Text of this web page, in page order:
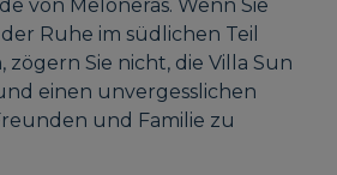
von Meloneras. Wenn Sie
Ruhe im südlichen Teil
zögern Sie nicht, die Villa Sun
einen unvergesslichen
und Familie zu